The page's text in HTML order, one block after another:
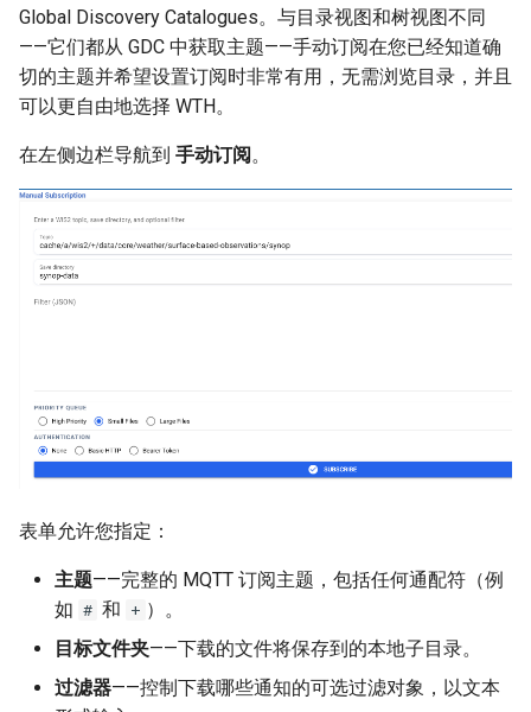
Global Discovery Catalogues。与目录视图和树视图不同
——它们都从 GDC 中获取主题——手动订阅在您已经知道确
切的主题并希望设置订阅时非常有用，无需浏览目录，并且
可以更自由地选择 WTH。
在左侧边栏导航到 手动订阅。
表单允许您指定：
主题——完整的 MQTT 订阅主题，包括任何通配符（例
如 # 和 + ）。
目标文件夹——下载的文件将保存到的本地子目录。
过滤器——控制下载哪些通知的可选过滤对象，以文本